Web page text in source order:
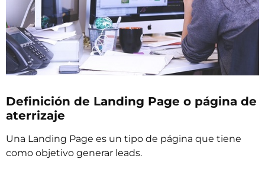
Definición de Landing Page o página de
aterrizaje
Una Landing Page es un tipo de página que tiene
como objetivo generar leads.